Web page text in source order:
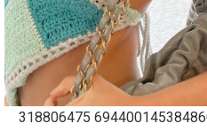
318806475